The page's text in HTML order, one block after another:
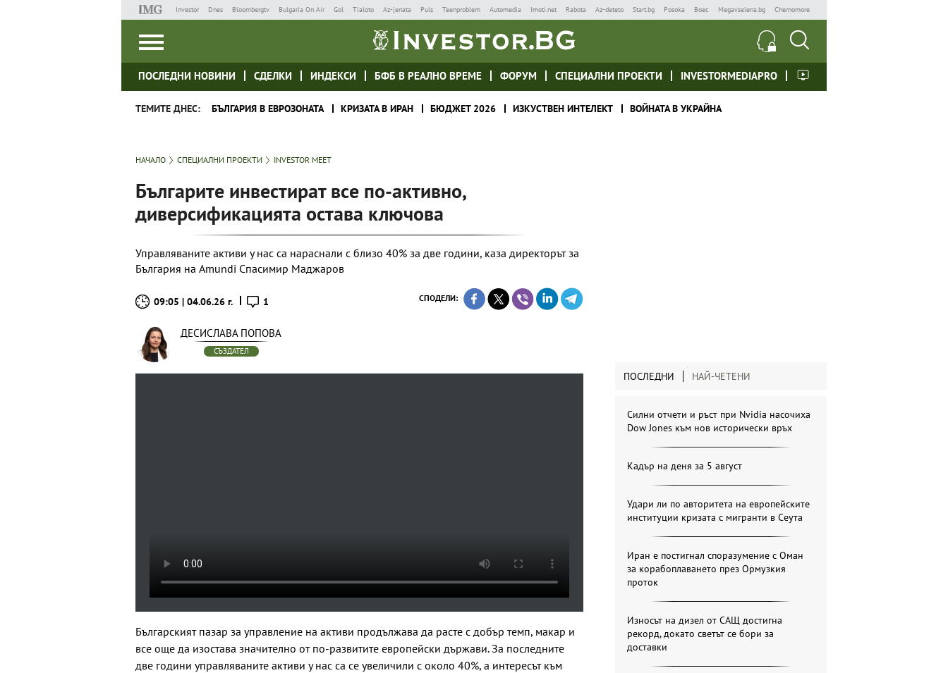
Investor Dnes Bloombergtv Bulgaria On Air Gol Tialoto Az-jenata Puls Teenproblem Automedia Imoti.net Rabota Az-deteto Start.bg Posoka Boec Megavselena.bg Chernomore
ПОСЛЕДНИ НОВИНИ СДЕЛКИ ИНДЕКСИ БФБ В РЕАЛНО ВРЕМЕ ФОРУМ СПЕЦИАЛНИ ПРОЕКТИ INVESTORMEDIAPRO
ТЕМИТЕ ДНЕС: БЪЛГАРИЯ В ЕВРОЗОНАТА КРИЗАТА В ИРАН БЮДЖЕТ 2026 ИЗКУСТВЕН ИНТЕЛЕКТ ВОЙНАТА В УКРАЙНА
НАЧАЛО СПЕЦИАЛНИ ПРОЕКТИ INVESTOR MEET
Българите инвестират все по-активно,
диверсификацията остава ключова
Управляваните активи у нас са нараснали с близо 40% за две години, каза директорът за
България на Amundi Спасимир Маджаров
09:05 | 04.06.26 г. 1 СПОДЕЛИ:
ДЕСИСЛАВА ПОПОВА
СЪЗДАТЕЛ
Българският пазар за управление на активи продължава да расте с добър темп, макар и
все още да изостава значително от по-развитите европейски държави. За последните
две години управляваните активи у нас са се увеличили с около 40%, а интересът към
ПОСЛЕДНИ НАЙ-ЧЕТЕНИ
Силни отчети и ръст при Nvidia насочиха
Dow Jones към нов исторически връх
Кадър на деня за 5 август
Удари ли по авторитета на европейските
институции кризата с мигранти в Сеута
Иран е постигнал споразумение с Оман
за корабоплаването през Ормузкия
проток
Износът на дизел от САЩ достигна
рекорд, докато светът се бори за
доставки